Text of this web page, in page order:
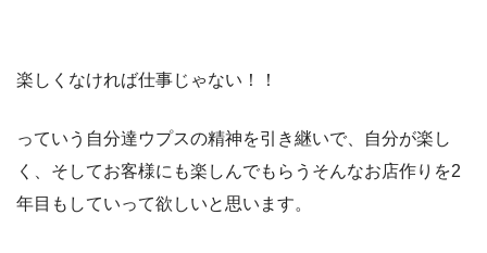
楽しくなければ仕事じゃない！！
っていう自分達ウプスの精神を引き継いで、自分が楽し
く、そしてお客様にも楽しんでもらうそんなお店作りを2
年目もしていって欲しいと思います。